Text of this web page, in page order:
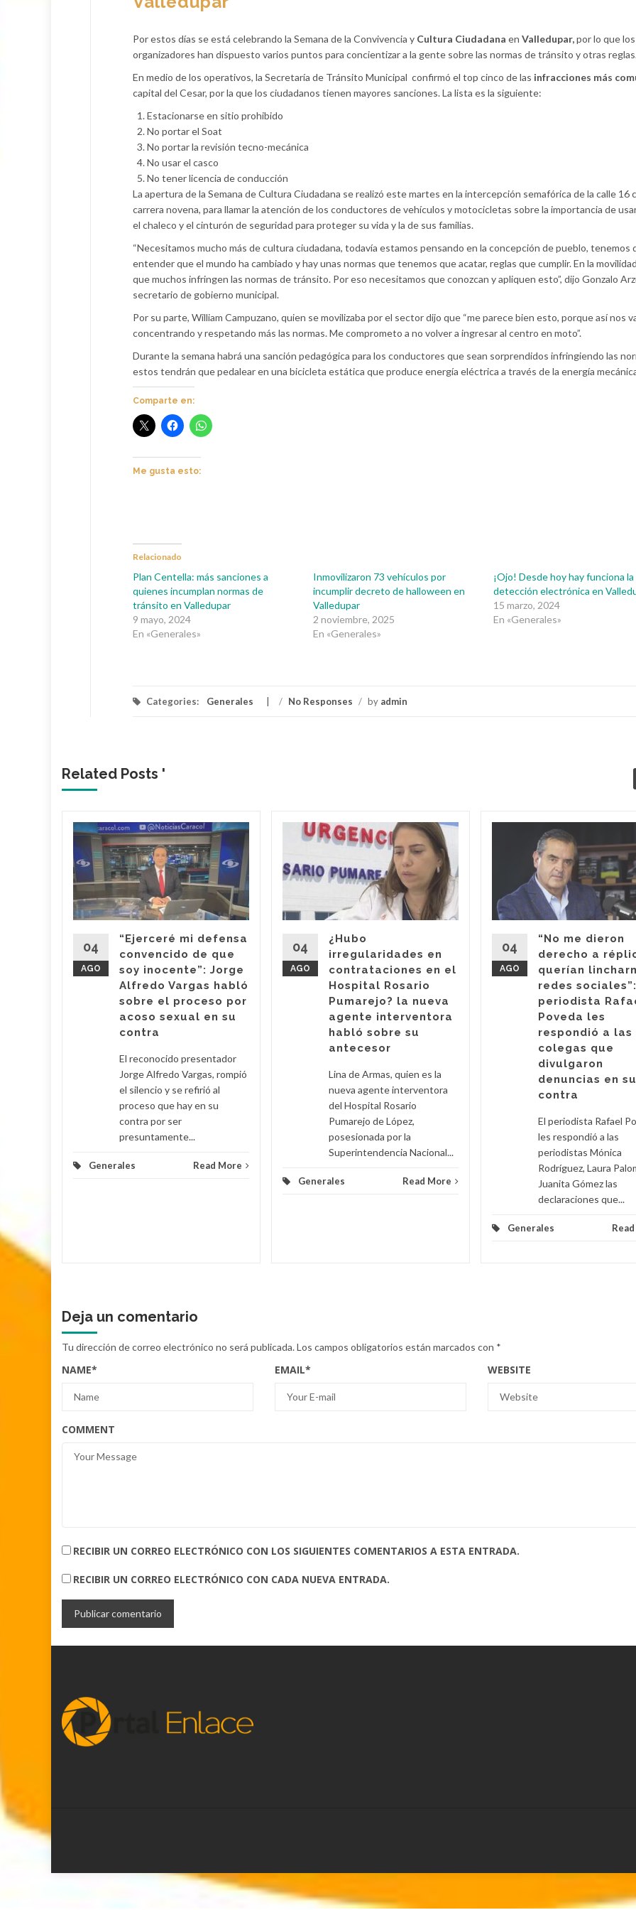
Por estos días se está celebrando la Semana de la Convivencia y Cultura Ciudadana en Valledupar,por lo que los
organizadores han dispuesto varios puntos para concientizar a la gente sobre las normas de tránsito y otras
En medio de los operativos, la Secretaría de Tránsito Municipal confirmó el top cinco de las infracciones más
capital del Cesar, por la que los ciudadanos tienen mayores sanciones. La lista es la siguiente:
Estacionarse en sitio prohibido
No portar el Soat
No portar la revisión tecno-mecánica
No usar el casco
No tener licencia de conducción
La apertura de la Semana de Cultura Ciudadana se realizó este martes en la intercepción semafórica de la calle 16
carrera novena, para llamar la atención de los conductores de vehículos y motocicletas sobre la importancia de
el chaleco y el cinturón de seguridad para proteger su vida y la de sus familias.
“Necesitamos mucho más de cultura ciudadana, todavía estamos pensando en la concepción de pueblo, tenemos
entender que el mundo ha cambiado y hay unas normas que tenemos que acatar, reglas que cumplir. En la
que muchos infringen las normas de tránsito. Por eso necesitamos que conozcan y apliquen esto”, dijo Gonzalo
secretario de gobierno municipal.
Por su parte, William Campuzano, quien se movilizaba por el sector dijo que “me parece bien esto, porque así nos
concentrando y respetando más las normas. Me comprometo a no volver a ingresar al centro en moto”.
Durante la semana habrá una sanción pedagógica para los conductores que sean sorprendidos infringiendo las
estos tendrán que pedalear en una bicicleta estática que produce energía eléctrica a través de la energía
Comparte en:
Me gusta esto:
Relacionado
Plan Centella: más sanciones a
quienes incumplan normas de
tránsito en Valledupar
9 mayo, 2024
En «Generales»
Inmovilizaron 73 vehículos por
incumplir decreto de halloween en
Valledupar
2 noviembre, 2025
En «Generales»
¡Ojo! Desde hoy hay funciona la
detección electrónica en
15 marzo, 2024
En «Generales»
Categories: Generales / No Responses / by admin
Related Posts '
04
AGO
“Ejerceré mi defensa
convencido de que
soy inocente”: Jorge
Alfredo Vargas habló
sobre el proceso por
acoso sexual en su
contra
El reconocido presentador
Jorge Alfredo Vargas, rompió
el silencio y se refirió al
proceso que hay en su
contra por ser
presuntamente...
Generales Read More
04
AGO
¿Hubo
irregularidades en
contrataciones en el
Hospital Rosario
Pumarejo? la nueva
agente interventora
habló sobre su
antecesor
Lina de Armas, quien es la
nueva agente interventora
del Hospital Rosario
Pumarejo de López,
posesionada por la
Superintendencia Nacional...
Generales Read More
04
AGO
“No me dieron
derecho a
querían
redes
periodista
Poveda les
respondió a las
colegas que
divulgaron
denuncias en su
contra
El periodista Rafael
les respondió a las
periodistas Mónica
Rodríguez, Laura
Juanita Gómez las
declaraciones que...
Generales
Deja un comentario
Tu dirección de correo electrónico no será publicada.Los campos obligatorios están marcados con *
NAME* EMAIL* WEBSITE
COMMENT
RECIBIR UN CORREO ELECTRÓNICO CON LOS SIGUIENTES COMENTARIOS A ESTA ENTRADA.
RECIBIR UN CORREO ELECTRÓNICO CON CADA NUEVA ENTRADA.